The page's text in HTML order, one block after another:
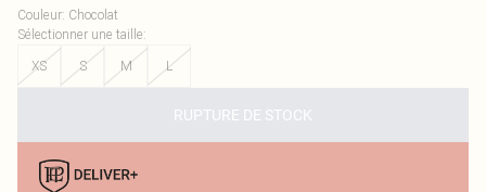
Couleur: Chocolat
Sélectionner une taille:
XS
S M L
RUPTURE DE STOCK